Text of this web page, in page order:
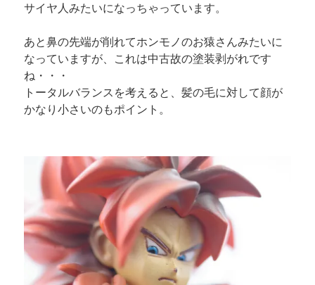
サイヤ人みたいになっちゃっています。
あと鼻の先端が削れてホンモノのお猿さんみたいに
なっていますが、これは中古故の塗装剥がれです
ね・・・
トータルバランスを考えると、髪の毛に対して顔が
かなり小さいのもポイント。